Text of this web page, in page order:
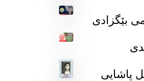
بێگزادی
پاشایی